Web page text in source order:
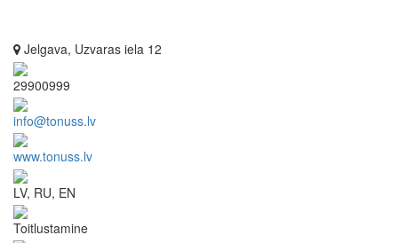
Jelgava, Uzvaras iela 12
29900999
info@tonuss.lv
www.tonuss.lv
LV, RU, EN
Toitlustamine